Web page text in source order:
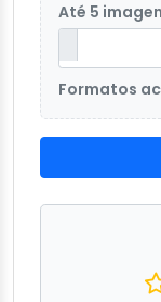
Até 5
Formatos